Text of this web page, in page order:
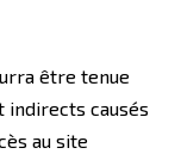
être tenue
indirects causés
au site